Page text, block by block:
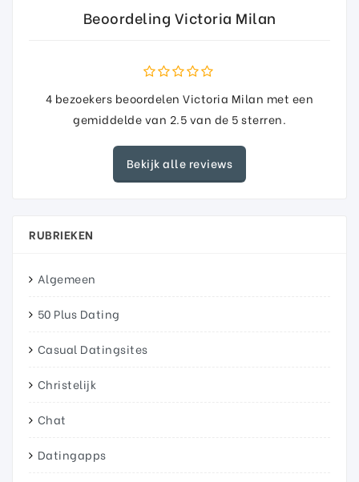
Beoordeling Victoria Milan
4 bezoekers beoordelen Victoria Milan met een
gemiddelde van 2.5van de 5sterren.
Bekijk alle reviews
RUBRIEKEN
Algemeen
50 Plus Dating
Casual Datingsites
Christelijk
Chat
Datingapps